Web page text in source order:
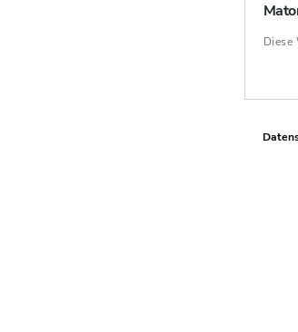
Diese